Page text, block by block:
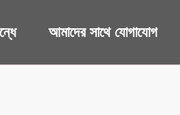
আমাদের সাথে যোগাযোগ